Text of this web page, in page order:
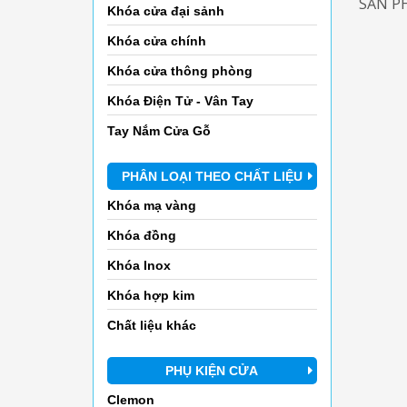
Khóa cửa đại sảnh
Khóa cửa chính
Khóa cửa thông phòng
Khóa Điện Tử - Vân Tay
Tay Nắm Cửa Gỗ
PHÂN LOẠI THEO CHẤT LIỆU
Khóa mạ vàng
Khóa đồng
Khóa Inox
Khóa hợp kim
Chất liệu khác
PHỤ KIỆN CỬA
Clemon